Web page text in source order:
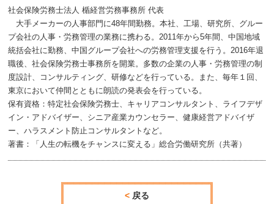
社会保険労務士法人 楯経営労務事務所 代表
大手メーカーの人事部門に48年間勤務。本社、工場、研究所、グルー
プ会社の人事・労務管理の業務に携わる。2011年から5年間、中国地域
統括会社に勤務、中国グループ会社への労務管理支援を行う。2016年退
職後、社会保険労務士事務所を開業。多数の企業の人事・労務管理の制
度設計、コンサルティング、研修などを行っている。また、毎年１回、
東京において仲間とともに朗読の発表会を行っている。
保有資格：特定社会保険労務士、キャリアコンサルタント、ライフデザ
イン・アドバイザー、シニア産業カウンセラー、健康経営アドバイザ
ー、ハラスメント防止コンサルタントなど。
著書：「人生の転機をチャンスに変える」総合労働研究所（共著）
戻る